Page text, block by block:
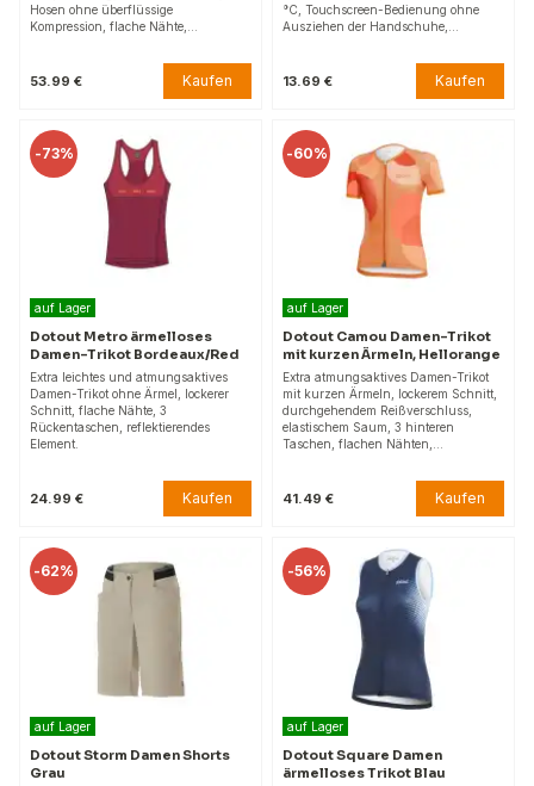
Hosen ohne überflüssige
Kompression, flache Nähte,…
53.99 € Kaufen
°C, Touchscreen-Bedienung ohne
Ausziehen der Handschuhe,…
13.69 € Kaufen
-73%
auf Lager
Dotout Metro ärmelloses
Damen-Trikot Bordeaux/Red
Extra leichtes und atmungsaktives
Damen-Trikot ohne Ärmel, lockerer
Schnitt, flache Nähte, 3
Rückentaschen, reflektierendes
Element.
24.99 € Kaufen
-60%
auf Lager
Dotout Camou Damen-Trikot
mit kurzen Ärmeln, Hellorange
Extra atmungsaktives Damen-Trikot
mit kurzen Ärmeln, lockerem Schnitt,
durchgehendem Reißverschluss,
elastischem Saum, 3 hinteren
Taschen, flachen Nähten,…
41.49 € Kaufen
-62%
auf Lager
Dotout Storm Damen Shorts
Grau
-56%
auf Lager
Dotout Square Damen
ärmelloses Trikot Blau